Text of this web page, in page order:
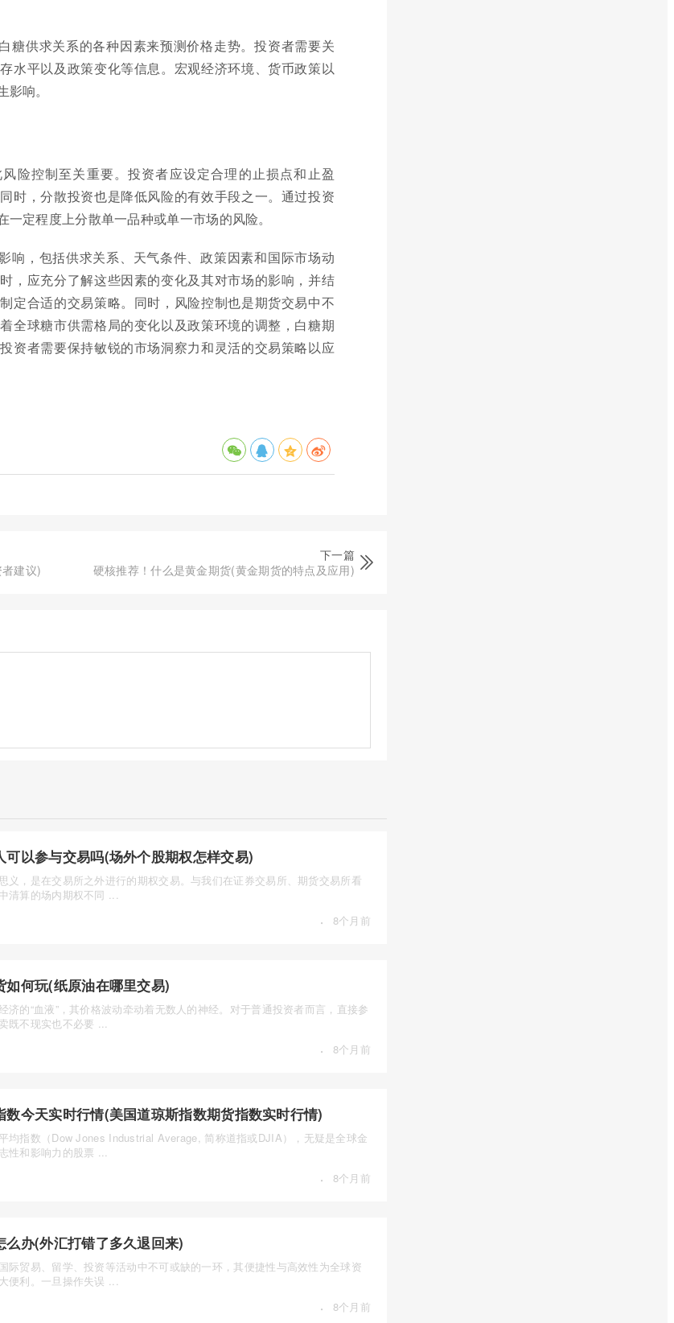
糖供求关系的各种因素来预测价格走势。投资者需要关
水平以及政策变化等信息。宏观经济环境、货币政策以
响。
险控制至关重要。投资者应设定合理的止损点和止盈
时，分散投资也是降低风险的有效手段之一。通过投资
定程度上分散单一品种或单一市场的风险。
响，包括供求关系、天气条件、政策因素和国际市场动
，应充分了解这些因素的变化及其对市场的影响，并结
定合适的交易策略。同时，风险控制也是期货交易中不
全球糖市供需格局的变化以及政策环境的调整，白糖期
资者需要保持敏锐的市场洞察力和灵活的交易策略以应
建议)
下一篇
硬核推荐！什么是黄金期货(黄金期货的特点及应用)
可以参与交易吗(场外个股期权怎样交易)
义，是在交易所之外进行的期权交易。与我们在证券交易所、期货交易所看
清算的场内期权不同 ...
· 8个月前
如何玩(纸原油在哪里交易)
济的“血液”，其价格波动牵动着无数人的神经。对于普通投资者而言，直接参
既不现实也不必要 ...
· 8个月前
数今天实时行情(美国道琼斯指数期货指数实时行情)
均指数（Dow Jones Industrial Average, 简称道指或DJIA），无疑是全球金
性和影响力的股票 ...
· 8个月前
么办(外汇打错了多久退回来)
际贸易、留学、投资等活动中不可或缺的一环，其便捷性与高效性为全球资
便利。一旦操作失误 ...
· 8个月前